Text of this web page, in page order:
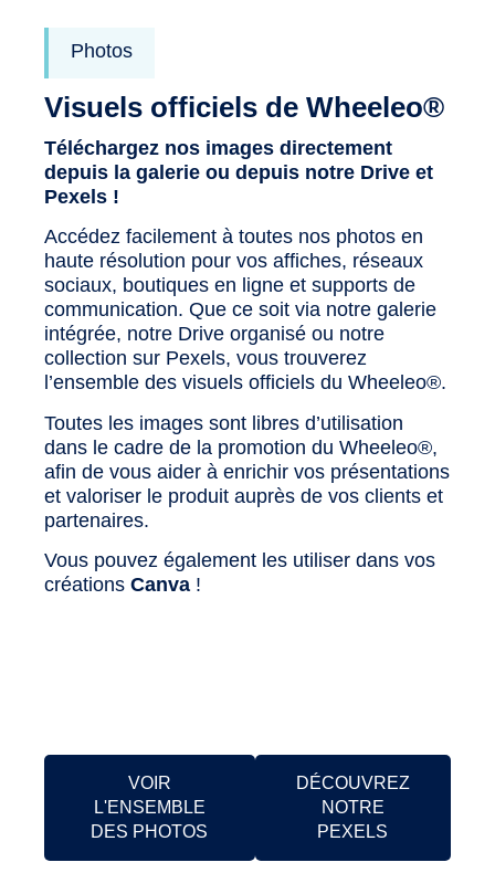
Photos
Visuels officiels de Wheeleo®
Téléchargez nos images directement
depuis la galerie ou depuis notre Drive et
Pexels !
Accédez facilement à toutes nos photos en
haute résolution pour vos affiches, réseaux
sociaux, boutiques en ligne et supports de
communication. Que ce soit via notre galerie
intégrée, notre Drive organisé ou notre
collection sur Pexels, vous trouverez
l’ensemble des visuels officiels du Wheeleo®.
Toutes les images sont libres d’utilisation
dans le cadre de la promotion du Wheeleo®,
afin de vous aider à enrichir vos présentations
et valoriser le produit auprès de vos clients et
partenaires.
Vous pouvez également les utiliser dans vos
créations Canva !
VOIR
L'ENSEMBLE
DES PHOTOS
DÉCOUVREZ
NOTRE
PEXELS